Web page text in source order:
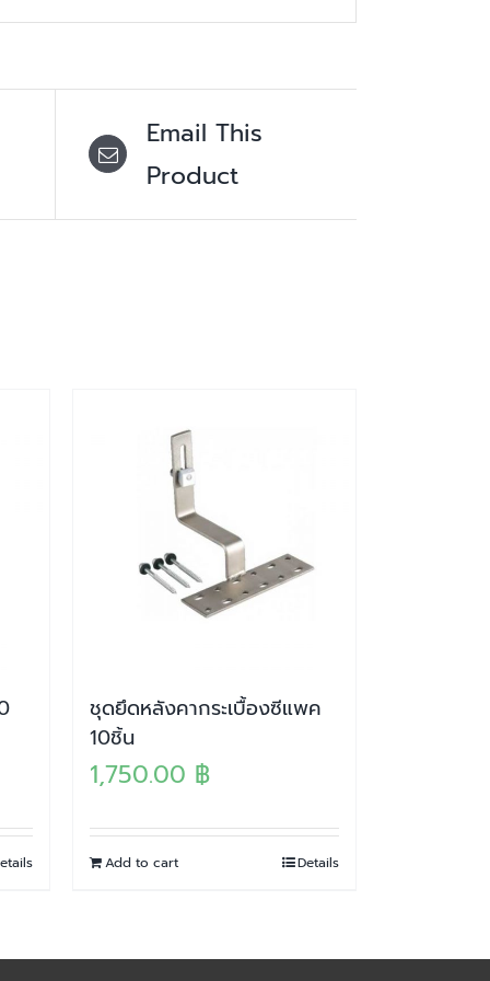
Email This
Product
ชุดยึดหลังคากระเบื้องซีแพค
10ชิ้น
1,750.00 ฿
Add to cart Details